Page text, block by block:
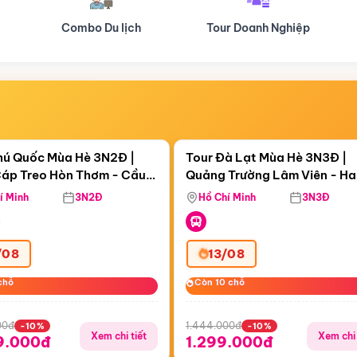
Tour Doanh Nghiệp Du lịch Hành Hương
20:15:00
Treo Hòn Thơm
Quốc Mùa Hè 3N2Đ |
Treo Hòn Thơm - Cầu
Viên Nước Aquatopia
Minh 3N2Đ
-10%
Xem chi tiết
Còn04 ngày 20:15:00
Tour Đà Lạt Mùa Hè 3N3Đ |
Quảng Trường Lâm Viên -
Hill - Puppy Farm
Hồ Chí Minh 3N3Đ
13/08
Còn 10 chỗ
Còn 10 chỗ
1.444.000đ -10%
1.299.000đ Xem